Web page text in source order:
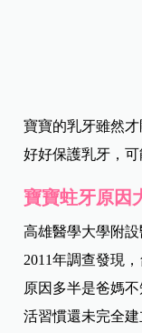
寶寶的乳牙雖然
好好保護乳牙，可
寶寶蛀牙原因
高雄醫學大學附
2011年調查發現
原因多半是爸媽
活習慣還未完全